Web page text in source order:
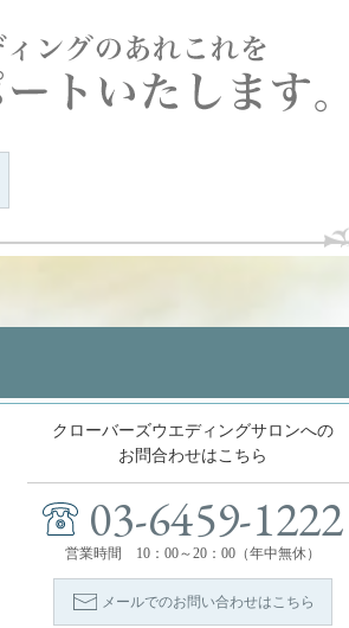
クローバーズウエディングサロンへの
お問合わせはこちら
03-6459-1222
営業時間 10：00～20：00（年中無休）
メールでのお問い合わせはこちら